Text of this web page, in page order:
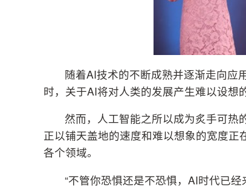
随着AI技术的不断成熟并逐渐走向应
时，关于AI将对人类的发展产生难以设想
然而，人工智能之所以成为炙手可热
正以铺天盖地的速度和难以想象的宽度
各个领域。
“不管你恐惧还是不恐惧，AI时代已